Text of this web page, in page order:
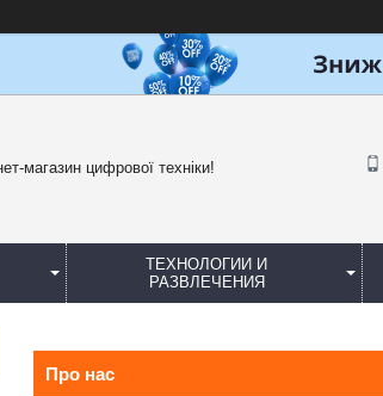
магазин цифрової техніки!
ТЕХНОЛОГИИ И
РАЗВЛЕЧЕНИЯ
Про нас